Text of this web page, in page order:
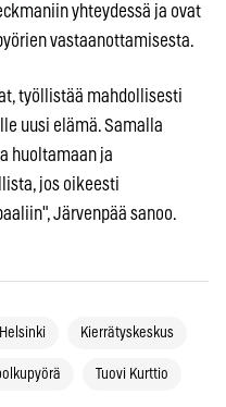
yhteydessä ja ovat
vastaanottamisesta.
työllistää mahdollisesti
uusi elämä. Samalla
huoltamaan ja
jos oikeesti
Järvenpää sanoo.
Kierrätyskeskus
Tuovi Kurttio